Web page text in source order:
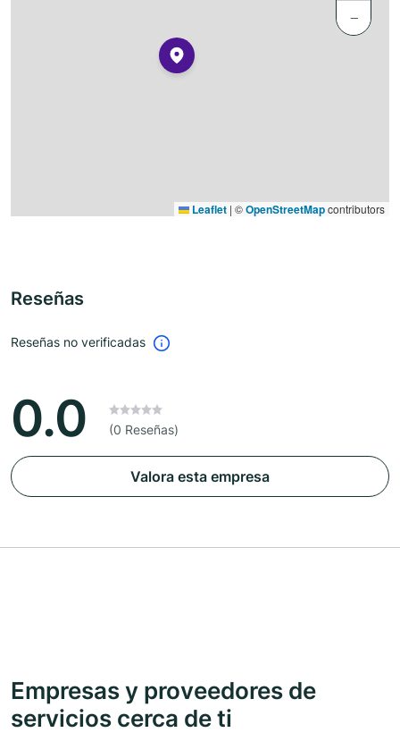
−
Leaflet | ©OpenStreetMapcontributors
Reseñas
Reseñas no verificadas
0.0 (0 Reseñas)
Valora esta empresa
Empresas y proveedores de
servicios cerca de ti